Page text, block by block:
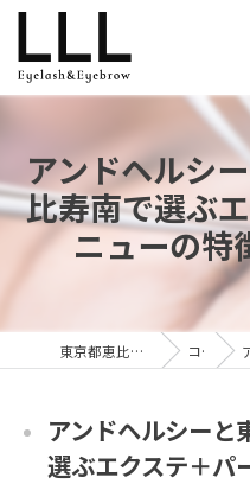
アンドヘルシ
比寿南で選ぶ
ニューの特
東京都恵比寿のマツエクならLLL コラム
アンドヘルシーと
選ぶエクステ＋パ